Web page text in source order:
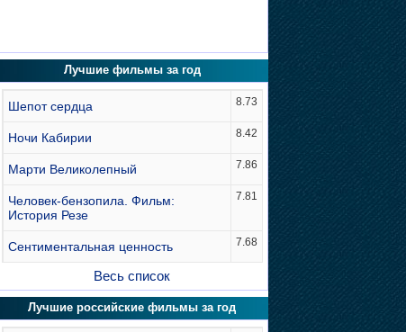
Лучшие фильмы за год
Шепот сердца 8.73
Ночи Кабирии 8.42
Марти Великолепный 7.86
Человек-бензопила. Фильм:
История Резе
7.81
Сентиментальная ценность 7.68
Весь список
Лучшие российские фильмы за год